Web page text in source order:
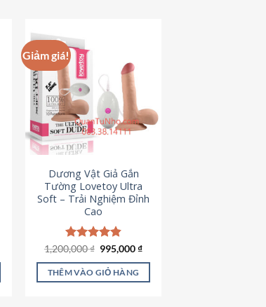
Giảm giá!
Dương Vật Giả Gắn
Tường Lovetoy Ultra
Soft – Trải Nghiệm Đỉnh
Cao
Được xếp
5 sao
1,200,000₫ Giá
là:
1,200,000 ₫.
995,000₫Giá
tại
THÊM VÀO GIỎ HÀNG